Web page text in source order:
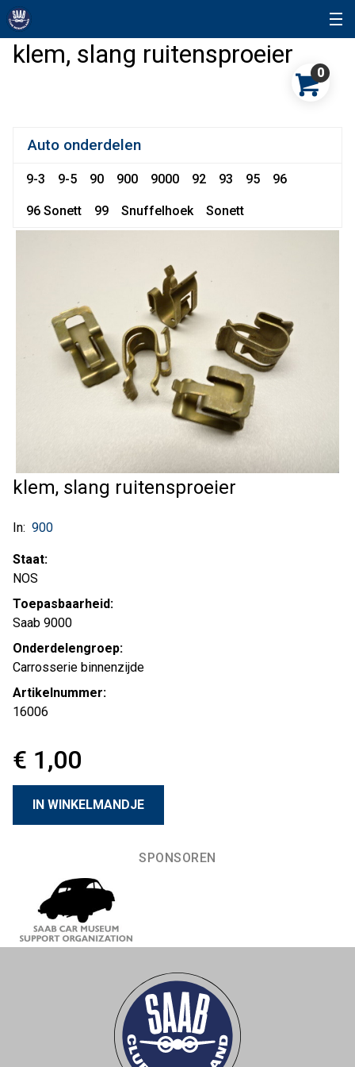
klem, slang ruitensproeier
0
Auto onderdelen
9-3 9-5 90 900 9000 92 93 95 96
96 Sonett 99 Snuffelhoek Sonett
klem, slang ruitensproeier
In: 900
Staat:
NOS
Toepasbaarheid:
Saab 9000
Onderdelengroep:
Carrosserie binnenzijde
Artikelnummer:
16006
€ 1,00
SPONSOREN